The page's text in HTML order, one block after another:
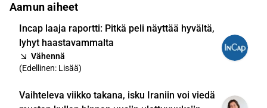
Aamun aiheet
Incap laaja raportti: Pitkä peli näyttää hyvältä,
lyhyt haastavammalta
Vähennä
(Edellinen: Lisää)
Vaihteleva viikko takana, isku Iraniin voi viedä